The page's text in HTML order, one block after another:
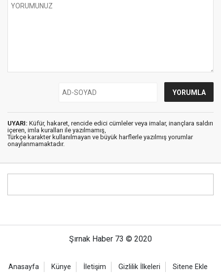
UYARI: Küfür, hakaret, rencide edici cümleler veya imalar, inançlara saldırı
içeren, imla kuralları ile yazılmamış,
Türkçe karakter kullanılmayan ve büyük harflerle yazılmış yorumlar
onaylanmamaktadır.
Şırnak Haber 73 © 2020
Anasayfa Künye İletişim Gizlilik İlkeleri Sitene Ekle